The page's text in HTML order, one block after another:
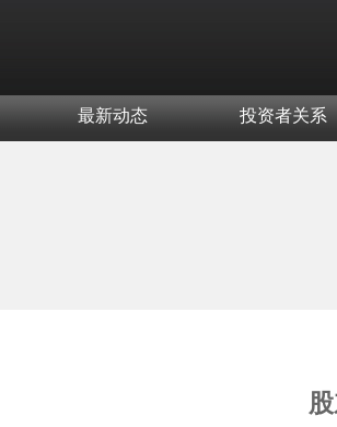
最新动态 投资者关系